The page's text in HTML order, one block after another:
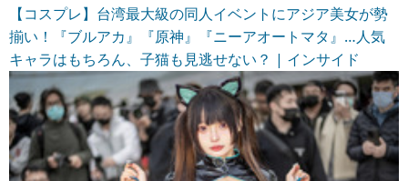
【コスプレ】台湾最大級の同人イベントにアジア美女が勢
揃い！『ブルアカ』『原神』『ニーアオートマタ』…人気
キャラはもちろん、子猫も見逃せない？ | インサイド